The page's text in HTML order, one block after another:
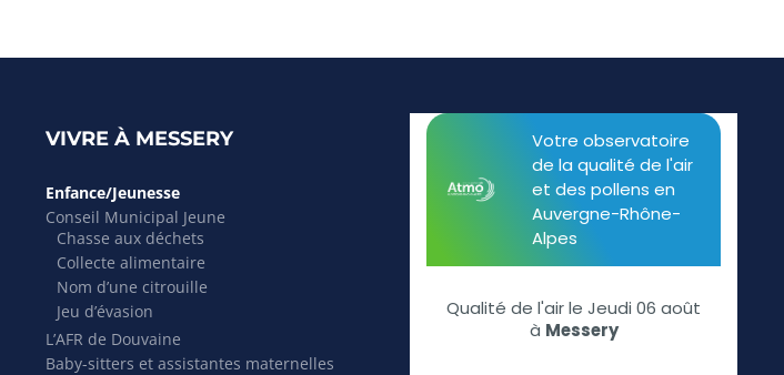
VIVRE À MESSERY
Enfance/Jeunesse
Conseil Municipal Jeune
Chasse aux déchets
Collecte alimentaire
Nom d’une citrouille
Jeu d’évasion
L’AFR de Douvaine
Baby-sitters et assistantes maternelles